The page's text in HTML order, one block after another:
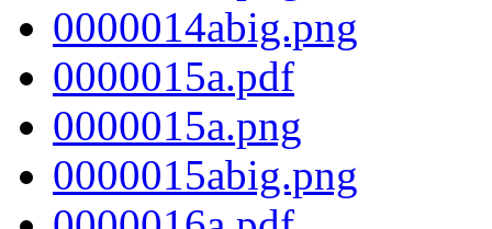
0000014abig.png
0000015a.pdf
0000015a.png
0000015abig.png